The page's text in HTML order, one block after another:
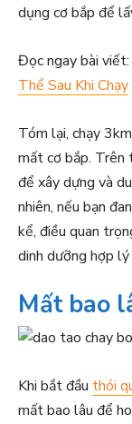
dụng cơ bắp để
Đọc ngay bài viết:
Thể Sau Khi Chạy
Tóm lại, chạy
mất cơ bắp.
để xây dựng và
nhiên, nếu bạn
kể, điều quan
dinh dưỡng hợp
Mất bao
Khi bắt đầu thói
mất bao lâu để